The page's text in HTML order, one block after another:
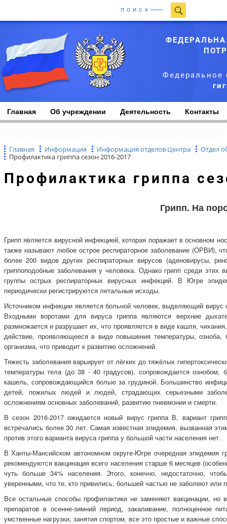
ПОИСК
Федеральное
Главная Об учреждении Деятельность Контакты
Главная Информация Информация отделов Центра
Отдел
Профилактика гриппа сезон 2016-2017
Профилактика гриппа
Грипп. На
Грипп является вирусной инфекцией, которая поражает в основном
также называют любое острое респираторное заболевание (ОРВИ),
более 200 видов других респираторных вирусов (аденовирусы,
гриппоподобные заболевания у человека. Однако грипп среди этих
группы острых респираторных вирусных инфекций. В Югре
периодически регистрируются летальные исходы.
Источником инфекции является больной человек, выделяющий
Входными воротами для вируса гриппа являются верхние
размножается и разрушает их, что проявляется в виде кашля,
действие, проявляющееся в виде повышения температуры,
организма, что приводит к развитию осложнений.
Тяжесть заболевания варьирует от лёгких до тяжёлых
температуры тела (до 38 - 40 градусов), сопровождается
кашель, сопровождающийся болью за грудиной. Большинство
детей, пожилых людей и людей, страдающих серьезными
осложнениям основных заболеваний, развитию пневмонии и смерти.
В сезон 2016-2017 ожидается новый вирус гриппа В, вариант
встречались более 30 лет. Самая известная эпидемия, вызванная
против этого варианта вируса гриппа у большой части населения нет.
В Ханты-Мансийском автономном округе-Югре очередная эпидемия
рекомендуются вакцинация всего населения старше 6 месяцев
чуть больше 34% населения. Этого, конечно, недостаточно,
уверенными, что те, кто привились, большей частью не заболеют или
Все остальные способы профилактики не заменяют вакцинации,
препаратов в осенне-зимний период, закаливание, полноценное
умственные нагрузки, занятия спортом, все это простые и важные